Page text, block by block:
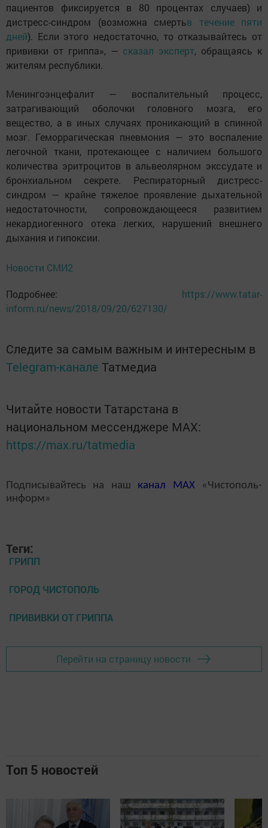
пациентов фиксируется в 80 процентах случаев) и
дистресс-синдром (возможна смертьв течение пяти
дней). Если этого недостаточно, то отказывайтесь от
прививки от гриппа», — сказал эксперт, обращаясь к
жителям республики.
Менингоэнцефалит — воспалительный процесс,
затрагивающий оболочки головного мозга, его
вещество, а в иных случаях проникающий в спинной
мозг. Геморрагическая пневмония — это воспаление
легочной ткани, протекающее с наличием большого
количества эритроцитов в альвеолярном экссудате и
бронхиальном секрете. Респираторный дистресс-
синдром — крайне тяжелое проявление дыхательной
недостаточности, сопровождающееся развитием
некардиогенного отека легких, нарушений внешнего
дыхания и гипоксии.
Новости СМИ2
Подробнее: https://www.tatar-
inform.ru/news/2018/09/20/627130/
Следите за самым важным и интересным в
Telegram-канале Татмедиа
Читайте новости Татарстана в
национальном мессенджере MАХ:
https://max.ru/tatmedia
Подписывайтесь на наш канал MAX«Чистополь-
информ»
Теги:
ГРИПП
ГОРОД ЧИСТОПОЛЬ
ПРИВИВКИ ОТ ГРИППА
Перейти на страницу новости
Топ 5 новостей